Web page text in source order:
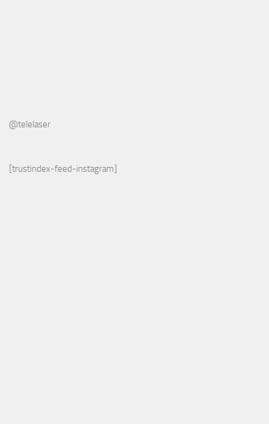
@telelaser
[trustindex-feed-instagram]